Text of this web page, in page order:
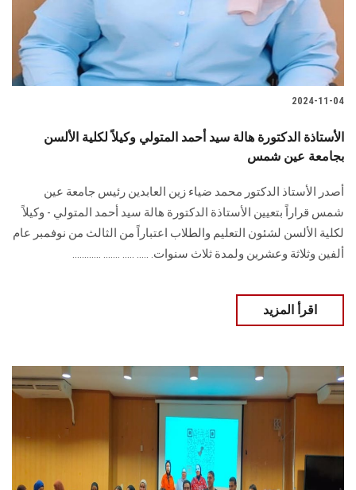
2024-11-04
الأستاذة الدكتورة هالة سيد أحمد المتولي وكيلاً لكلية الألسن
بجامعة عين شمس
أصدر الأستاذ الدكتور محمد ضياء زين العابدين رئيس جامعة عين
شمس قراراً بتعيين الأستاذة ‏الدكتورة هالة سيد أحمد المتولي - وكيلاً
لكلية الألسن لشئون التعليم والطلاب اعتباراً من ‏‏الثالث من نوفمبر عام
ألفين وثلاثة وعشرين ولمدة ثلاث سنوات.‏ ..... ..... ....... ............
اقرأ المزيد